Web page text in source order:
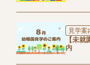
見学案
【未
内